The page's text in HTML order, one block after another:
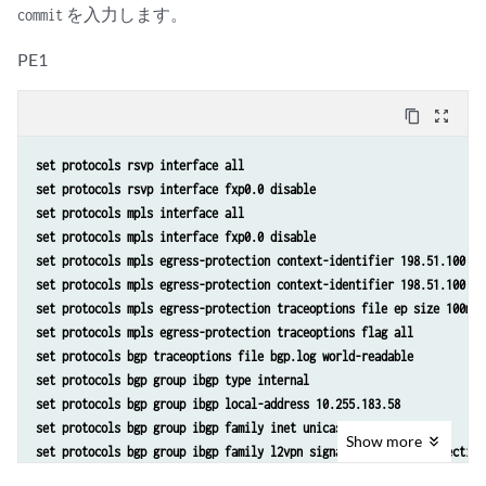
commit を入力します。
PE1
content_copy zoom_out_map
set protocols rsvp interface all
set protocols rsvp interface fxp0.0 disable
set protocols mpls interface all
set protocols mpls interface fxp0.0 disable
set protocols mpls egress-protection context-identifier 198.51.100.3
set protocols mpls egress-protection context-identifier 198.51.100.3
set protocols mpls egress-protection traceoptions file ep size 100m
set protocols mpls egress-protection traceoptions flag all
set protocols bgp traceoptions file bgp.log world-readable
set protocols bgp group ibgp type internal
set protocols bgp group ibgp local-address 10.255.183.58
set protocols bgp group ibgp family inet unicast
set protocols bgp group ibgp family l2vpn signaling egress-protection
Show more